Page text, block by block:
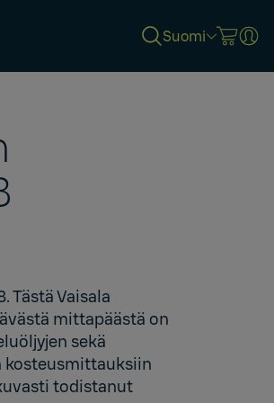
Suomi
TästäVaisala
mittapäästä on
sekä
kosteusmittauksiin
todistanut